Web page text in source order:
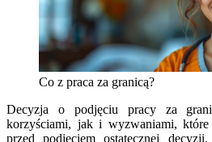
Co z praca za granicą?
Decyzja o podjęciu pracy za
korzyściami, jak i wyzwaniami, które
przed podjęciem ostatecznej